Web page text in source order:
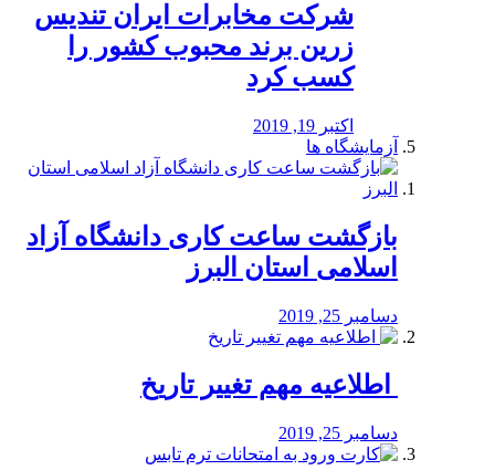
شرکت مخابرات ایران تندیس
زرین برند محبوب کشور را
کسب کرد
اکتبر 19, 2019
آزمایشگاه ها
بازگشت ساعت کاری دانشگاه آزاد
اسلامی استان البرز
دسامبر 25, 2019
️ اطلاعیه مهم تغییر تاریخ
دسامبر 25, 2019